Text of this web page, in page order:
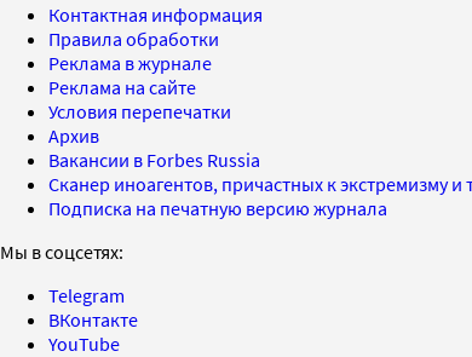
Контактная информация
Правила обработки
Реклама в журнале
Реклама на сайте
Условия перепечатки
Архив
Вакансии в Forbes Russia
Сканер иноагентов, причастных к экстремизму
Подписка на печатную версию журнала
Мы в соцсетях:
Telegram
ВКонтакте
YouTube